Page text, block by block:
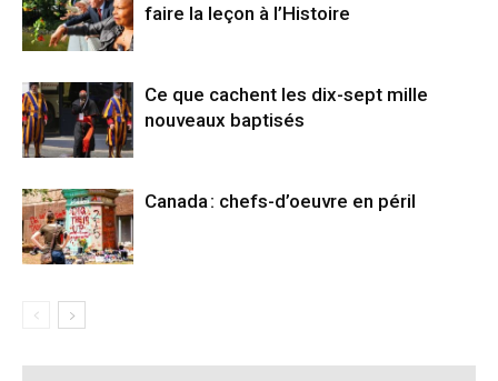
faire la leçon à l’Histoire
Ce que cachent les dix-sept mille
nouveaux baptisés
Canada : chefs-d’oeuvre en péril